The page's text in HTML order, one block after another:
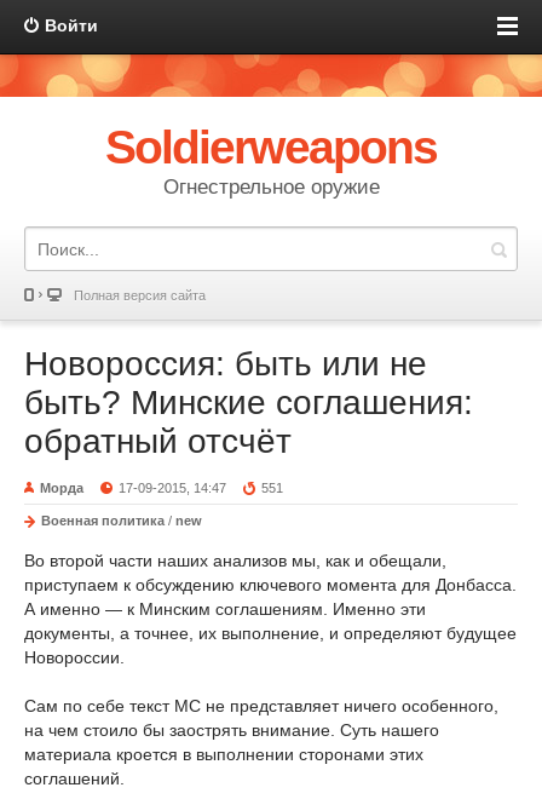
Войти
Soldierweapons
Огнестрельное оружие
Полная версия сайта
Новороссия: быть или не
быть? Минские соглашения:
обратный отсчёт
Морда 17-09-2015, 14:47 551
Военная политика / new
Во второй части наших анализов мы, как и обещали,
приступаем к обсуждению ключевого момента для Донбасса.
А именно — к Минским соглашениям. Именно эти
документы, а точнее, их выполнение, и определяют будущее
Новороссии.
Сам по себе текст МС не представляет ничего особенного,
на чем стоило бы заострять внимание. Суть нашего
материала кроется в выполнении сторонами этих
соглашений.